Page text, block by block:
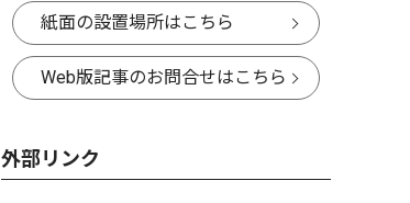
紙面の設置場所はこちら
Web版記事のお問合せはこちら
外部リンク